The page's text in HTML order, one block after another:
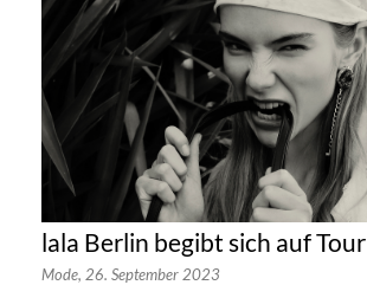
lala Berlin begibt sich auf Tour
Mode, 26. September 2023